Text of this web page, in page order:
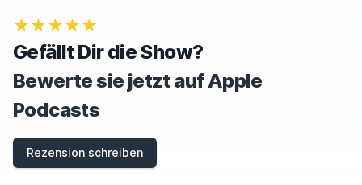
★★★★★
Gefällt Dir die Show?
Bewerte sie jetzt auf Apple
Podcasts
Rezension schreiben